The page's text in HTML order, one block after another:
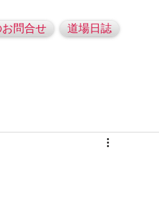
問合せ 道場日誌